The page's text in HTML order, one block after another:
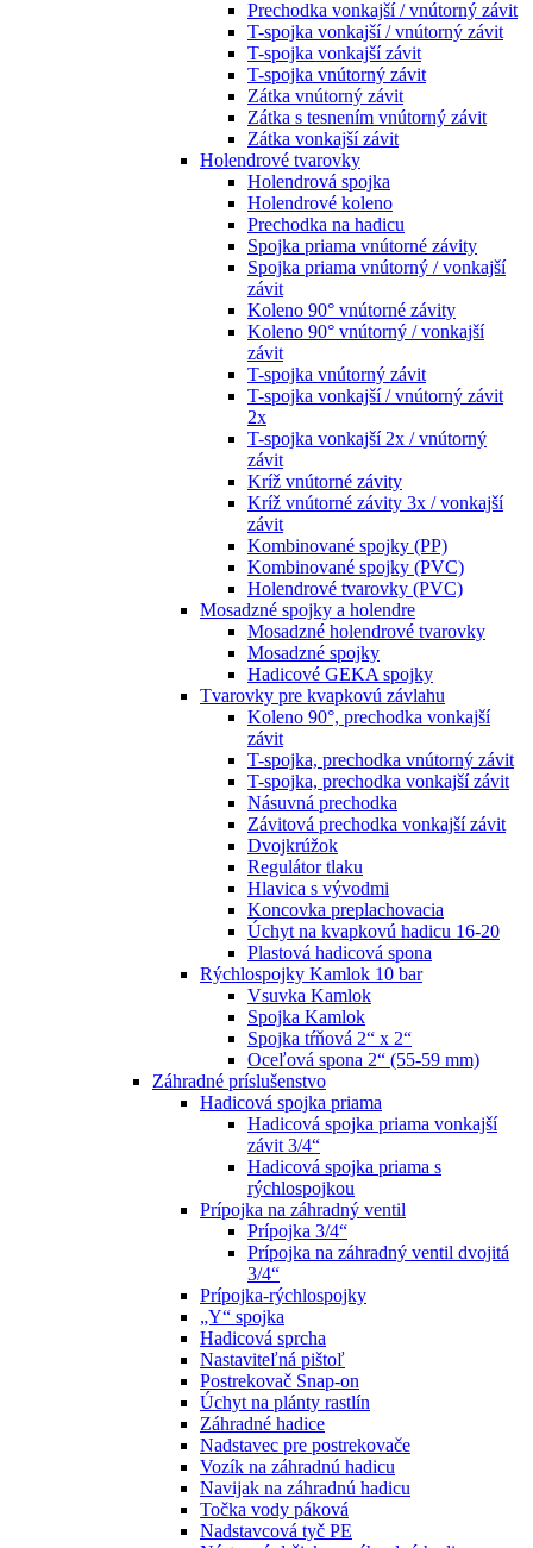
Prechodka vonkajší / vnútorný závit
T-spojka vonkajší / vnútorný závit
T-spojka vonkajší závit
T-spojka vnútorný závit
Zátka vnútorný závit
Zátka s tesnením vnútorný závit
Zátka vonkajší závit
Holendrové tvarovky
Holendrová spojka
Holendrové koleno
Prechodka na hadicu
Spojka priama vnútorné závity
Spojka priama vnútorný / vonkajší
závit
Koleno 90° vnútorné závity
Koleno 90° vnútorný / vonkajší
závit
T-spojka vnútorný závit
T-spojka vonkajší / vnútorný závit
2x
T-spojka vonkajší 2x / vnútorný
závit
Kríž vnútorné závity
Kríž vnútorné závity 3x / vonkajší
závit
Kombinované spojky (PP)
Kombinované spojky (PVC)
Holendrové tvarovky (PVC)
Mosadzné spojky a holendre
Mosadzné holendrové tvarovky
Mosadzné spojky
Hadicové GEKA spojky
Tvarovky pre kvapkovú závlahu
Koleno 90°, prechodka vonkajší
závit
T-spojka, prechodka vnútorný závit
T-spojka, prechodka vonkajší závit
Násuvná prechodka
Závitová prechodka vonkajší závit
Dvojkrúžok
Regulátor tlaku
Hlavica s vývodmi
Koncovka preplachovacia
Úchyt na kvapkovú hadicu 16-20
Plastová hadicová spona
Rýchlospojky Kamlok 10 bar
Vsuvka Kamlok
Spojka Kamlok
Spojka tŕňová 2“ x 2“
Oceľová spona 2“ (55-59 mm)
Záhradné príslušenstvo
Hadicová spojka priama
Hadicová spojka priama vonkajší
závit 3/4“
Hadicová spojka priama s
rýchlospojkou
Prípojka na záhradný ventil
Prípojka 3/4“
Prípojka na záhradný ventil dvojitá
3/4“
Prípojka-rýchlospojky
„Y“ spojka
Hadicová sprcha
Nastaviteľná pištoľ
Postrekovač Snap-on
Úchyt na plánty rastlín
Záhradné hadice
Nadstavec pre postrekovače
Vozík na záhradnú hadicu
Navijak na záhradnú hadicu
Točka vody páková
Nadstavcová tyč PE